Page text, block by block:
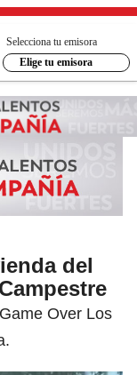
Selecciona tu emisora
Elige tu emisora
del
Over Los